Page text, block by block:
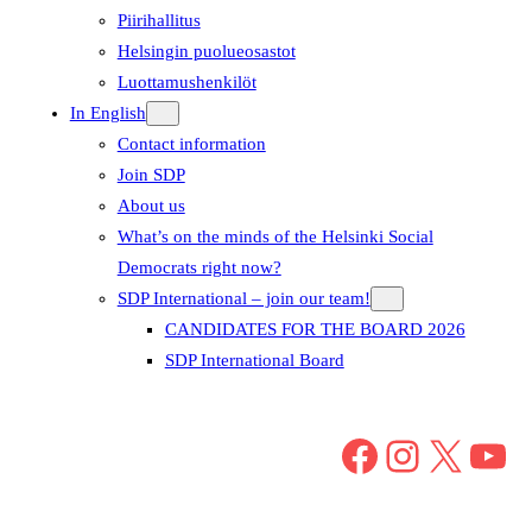
Piirihallitus
Helsingin puolueosastot
Luottamushenkilöt
In English
Contact information
Join SDP
About us
What’s on the minds of the Helsinki Social
Democrats right now?
SDP International – join our team!
CANDIDATES FOR THE BOARD 2026
SDP International Board
Facebook Instagram X YouTube